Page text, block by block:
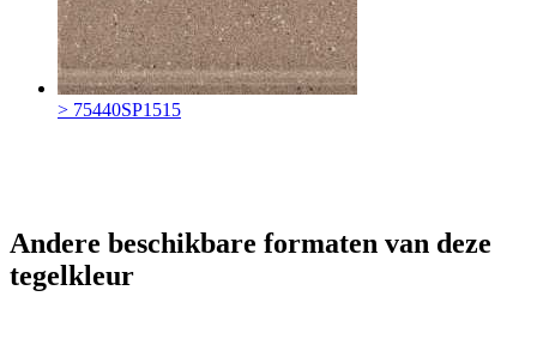
> 75440SP1515
Andere beschikbare formaten van deze
tegelkleur